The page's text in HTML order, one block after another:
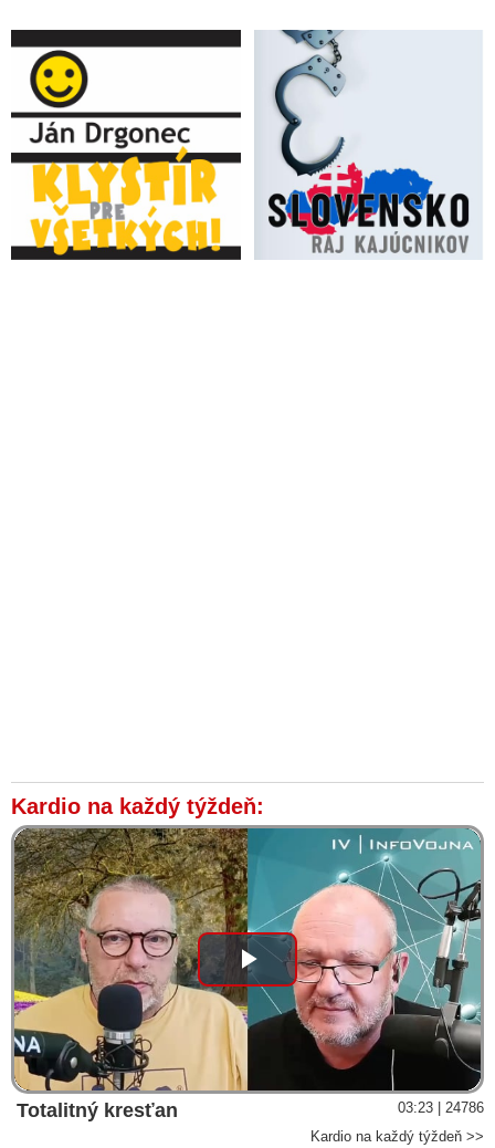
Kardio na každý týždeň:
Play
Video
Totalitný kresťan
03:23 | 24786
Kardio na každý týždeň >>